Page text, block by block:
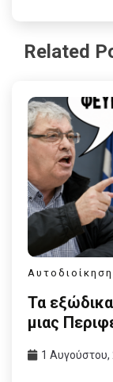
Related
Αυτοδιοίκηση
Τα
μιας
1 Αυγούστου,